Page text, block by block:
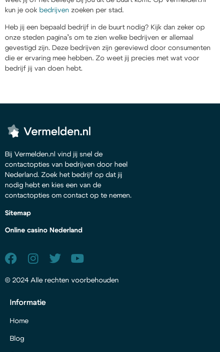
kun je ook bedrijven zoeken per stad.
Heb jij een bepaald bedrijf in de buurt nodig? Kijk dan zeker op
onze steden pagina’s om te zien welke bedrijven er allemaal
gevestigd zijn. Deze bedrijven zijn gereviewd door consumenten
die er ervaring mee hebben. Zo weet jij precies met wat voor
bedrijf jij van doen hebt.
Bij Vermelden.nl vind jij snel de
contactopties van bedrijven door heel
Nederland. Zoek het bedrijf op dat jij
nodig hebt en kies een van de
contactopties om contact op te nemen.
Sitemap
Online casino Nederland
© 2024 Alle rechten voorbehouden
Informatie
Home
Blog